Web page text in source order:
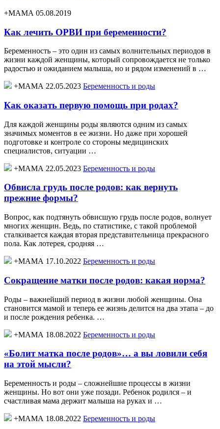
+МАМА 05.08.2019
Как лечить ОРВИ при беременности?
Беременность – это один из самых волнительных периодов в
жизни каждой женщины, который сопровождается не только
радостью и ожиданием малыша, но и рядом изменений в …
+МАМА 22.05.2023 Беременность и роды
Как оказать первую помощь при родах?
Для каждой женщины роды являются одним из самых
значимых моментов в ее жизни. Но даже при хорошей
подготовке и контроле со стороны медицинских
специалистов, ситуации …
+МАМА 22.05.2023 Беременность и роды
Обвисла грудь после родов: как вернуть
прежние формы?
Вопрос, как подтянуть обвисшую грудь после родов, волнует
многих женщин. Ведь, по статистике, с такой проблемой
сталкивается каждая вторая представительница прекрасного
пола. Как лотерея, сродняя …
+МАМА 17.10.2022 Беременность и роды
Сокращение матки после родов: какая норма?
Роды – важнейший период в жизни любой женщины. Она
становится мамой и теперь ее жизнь делится на два этапа – до
и после рождения ребенка. …
+МАМА 18.08.2022 Беременность и роды
«Болит матка после родов»… а вы ловили себя
на этой мысли?
Беременность и роды – сложнейшие процессы в жизни
женщины. Но вот они уже позади. Ребенок родился – и
счастливая мама держит малыша на руках и …
+МАМА 18.08.2022 Беременность и роды